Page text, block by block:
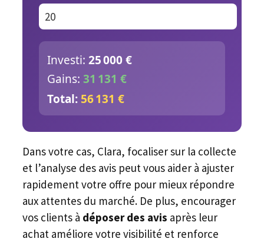
Investi: 25 000 €
Gains: 31 131 €
Total: 56 131 €
Dans votre cas, Clara, focaliser sur la collecte
et l’analyse des avis peut vous aider à ajuster
rapidement votre offre pour mieux répondre
aux attentes du marché. De plus, encourager
vos clients à déposer des avis après leur
achat améliore votre visibilité et renforce